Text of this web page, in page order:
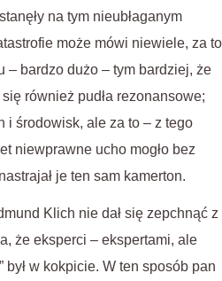
na tym nieubłaganym
może mówi niewiele, za to
– bardzo dużo – tym bardziej, że
również pudła rezonansowe;
i środowisk, ale za to – z tego
niewprawne ucho mogło bez
je ten sam kamerton.
Klich nie dał się zepchnąć z
że eksperci – ekspertami, ale
” był w kokpicie. W ten sposób pan